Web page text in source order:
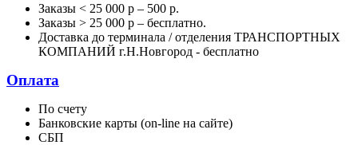
Заказы < 25 000 р – 500 р.
Заказы > 25 000 р – бесплатно.
Доставка до терминала / отделения ТРАНСПОРТНЫХ
КОМПАНИЙ г.Н.Новгород - бесплатно
Оплата
По счету
Банковские карты (on-line на сайте)
СБП